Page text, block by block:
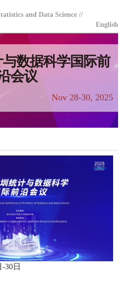
and Data Science //
English
与数据科学国际前
会议
Nov 28-30, 2025
30日